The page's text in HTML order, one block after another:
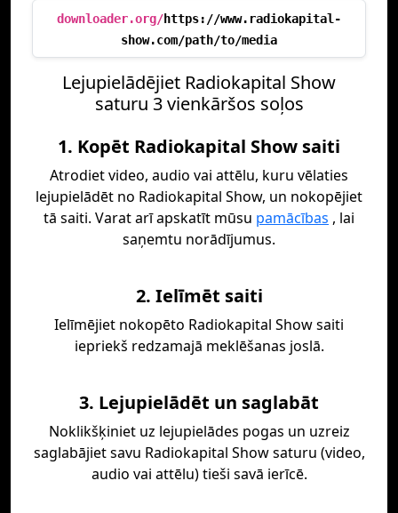
downloader.org/https://www.radiokapital-
show.com/path/to/media
Lejupielādējiet Radiokapital Show
saturu 3 vienkāršos soļos
1. Kopēt Radiokapital Show saiti
Atrodiet video, audio vai attēlu, kuru vēlaties
lejupielādēt no Radiokapital Show, un nokopējiet
tā saiti. Varat arī apskatīt mūsu pamācības , lai
saņemtu norādījumus.
2. Ielīmēt saiti
Ielīmējiet nokopēto Radiokapital Show saiti
iepriekš redzamajā meklēšanas joslā.
3. Lejupielādēt un saglabāt
Noklikšķiniet uz lejupielādes pogas un uzreiz
saglabājiet savu Radiokapital Show saturu (video,
audio vai attēlu) tieši savā ierīcē.